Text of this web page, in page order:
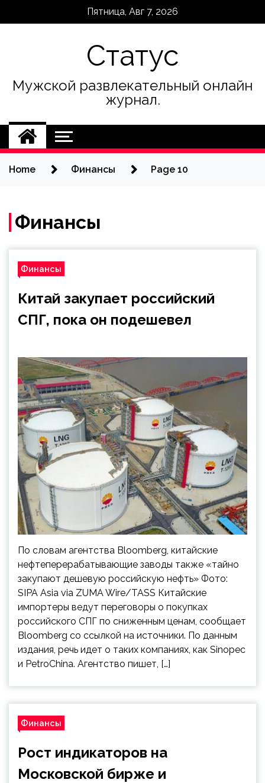
Пятница, Авг 7, 2026
Статус
Мужской развлекательный онлайн
журнал.
Home Финансы Page 10
Финансы
Финансы
Китай закупает российский
СПГ, пока он подешевел
По словам агентства Bloomberg, китайские
нефтеперерабатывающие заводы также «тайно
закупают дешевую российскую нефть» Фото:
SIPA Asia via ZUMA Wire/TASS Китайские
импортеры ведут переговоры о покупках
российского СПГ по сниженным ценам, сообщает
Bloomberg со ссылкой на источники. По данным
издания, речь идет о таких компаниях, как Sinopec
и PetroChina. Агентство пишет, […]
Финансы
Рост индикаторов на
Московской бирже и